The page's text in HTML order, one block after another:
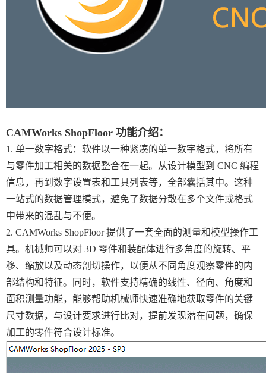
CAMWorks ShopFloor 功能介绍：
1. 单一数字格式：软件以一种紧凑的单一数字格式，将所有
与零件加工相关的数据整合在一起。从设计模型到 CNC 编程
信息，再到数字设置表和工具列表等，全部囊括其中。这种
一站式的数据管理模式，避免了数据分散在多个文件或格式
中带来的混乱与不便。
2. CAMWorks ShopFloor 提供了一套全面的测量和模型操作工
具。机械师可以对 3D 零件和装配体进行多角度的旋转、平
移、缩放以及动态剖切操作，以便从不同角度观察零件的内
部结构和特征。同时，软件支持精确的线性、径向、角度和
面积测量功能，能够帮助机械师快速准确地获取零件的关键
尺寸数据，与设计要求进行比对，提前发现潜在问题，确保
加工的零件符合设计标准。